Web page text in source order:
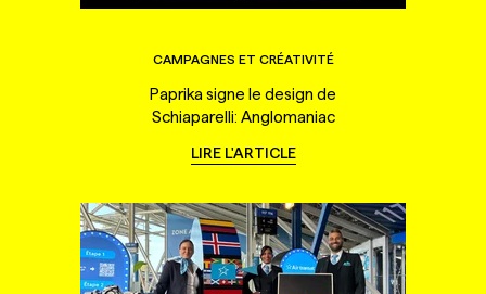
CAMPAGNES ET CRÉATIVITÉ
Paprika signe le design de
Schiaparelli: Anglomaniac
LIRE L'ARTICLE